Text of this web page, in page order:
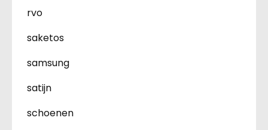
rvo
saketos
samsung
satijn
schoenen